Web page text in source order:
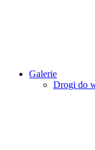
Galerie
Drogi do